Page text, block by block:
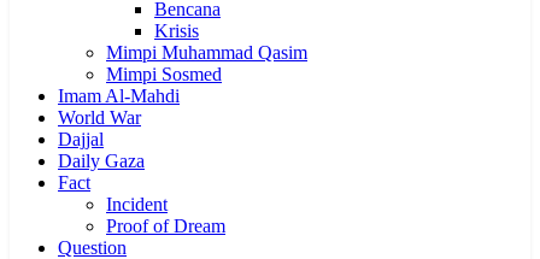
Bencana
Krisis
Mimpi Muhammad Qasim
Mimpi Sosmed
Imam Al-Mahdi
World War
Dajjal
Daily Gaza
Fact
Incident
Proof of Dream
Question